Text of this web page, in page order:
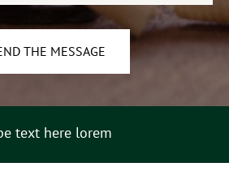
text here lorem